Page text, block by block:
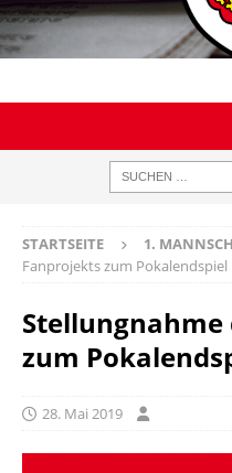
STARTSEITE 1.
Fanprojekts zum Pokalendspiel
Stellungnahme
zum
28. Mai 2019